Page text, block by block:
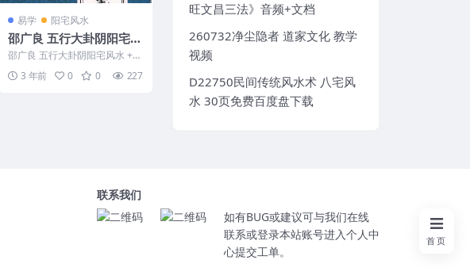
易学 阳宅风水
邵广良 五行大卦阴阳宅风
水3本全
邵广良 五行大卦阴阳宅风水 +五
行大卦阳宅1函授教材+五行大
卦阳宅2弟子班+五行...
3 年前 0 0 227
旺文昌三法》音频+文档
260732净尘隐者 道家文化 教学
视频
D22750民间传统风水术 八宅风
水 30页免费百度盘下载
联系我们
如有BUG或建议可与我们在线
联系或登录本站账号进入个人中
心提交工单。
首页